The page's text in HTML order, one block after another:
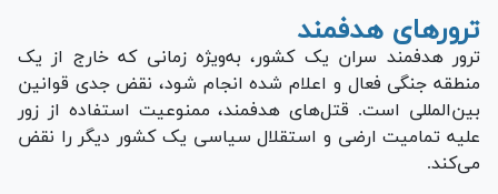
ترور‌های هدفمند
ترور هدفمند سران یک کشور، به‌ویژه زمانی که خارج از یک
منطقه جنگی فعال و اعلام شده انجام شود، نقض جدی قوانین
بین‌المللی است. قتل‌های هدفمند، ممنوعیت استفاده از زور
علیه تمامیت ارضی و استقلال سیاسی یک کشور دیگر را نقض
می‌کند.